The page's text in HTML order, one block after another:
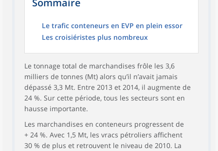
Sommaire
Le trafic conteneurs en EVP en plein essor
Les croisiéristes plus nombreux
Le tonnage total de marchandises frôle les 3,6
milliers de tonnes (Mt) alors qu’il n’avait jamais
dépassé 3,3 Mt. Entre 2013 et 2014, il augmente de
24 %. Sur cette période, tous les secteurs sont en
hausse importante.
Les marchandises en conteneurs progressent de
+ 24 %. Avec 1,5 Mt, les vracs pétroliers affichent
30 % de plus et retrouvent le niveau de 2010. La